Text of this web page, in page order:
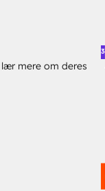
mere om deres
3